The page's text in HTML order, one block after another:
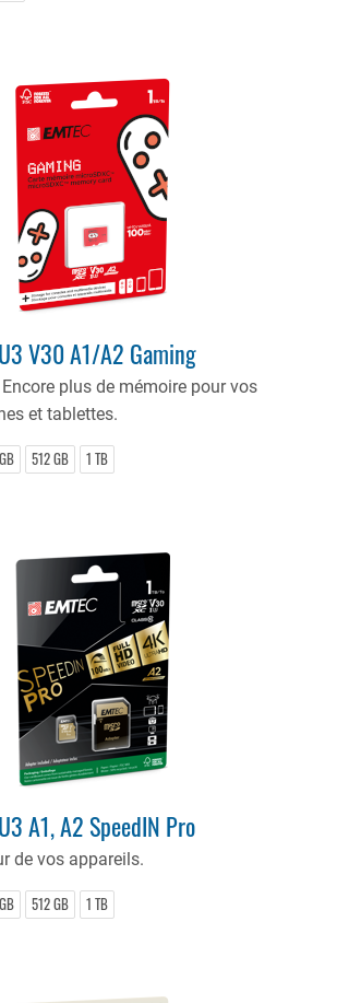
V30 A1/A2 Gaming
plus de mémoire pour vos
et tablettes.
512 GB 1 TB
A1, A2 SpeedIN Pro
de vos appareils.
512 GB 1 TB